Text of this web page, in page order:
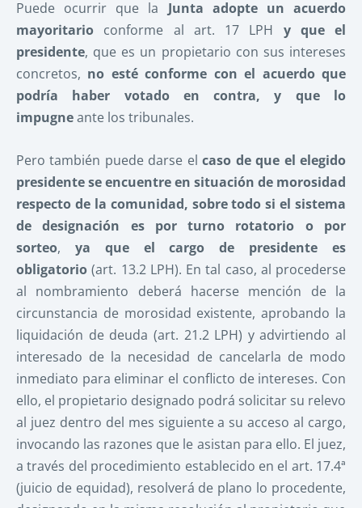
Puede ocurrir que la Junta adopte un acuerdo
mayoritario conforme al art. 17 LPH y que el
presidente, que es un propietario con sus intereses
concretos, no esté conforme con el acuerdo que
podría haber votado en contra, y que lo
impugneante los tribunales.
Pero también puede darse elcaso de que el elegido
presidente se encuentre en situación de morosidad
respecto de la comunidad, sobre todo si el sistema
de designación es por turno rotatorio o por
sorteo, ya que el cargo de presidente es
obligatorio(art. 13.2 LPH). En tal caso, al procederse
al nombramiento deberá hacerse mención de la
circunstancia de morosidad existente, aprobando la
liquidación de deuda (art. 21.2 LPH) y advirtiendo al
interesado de la necesidad de cancelarla de modo
inmediato para eliminar el conflicto de intereses. Con
ello, el propietario designado podrá solicitar su relevo
al juez dentro del mes siguiente a su acceso al cargo,
invocando las razones que le asistan para ello. El juez,
a través del procedimiento establecido en el art. 17.4ª
(juicio de equidad), resolverá de plano lo procedente,